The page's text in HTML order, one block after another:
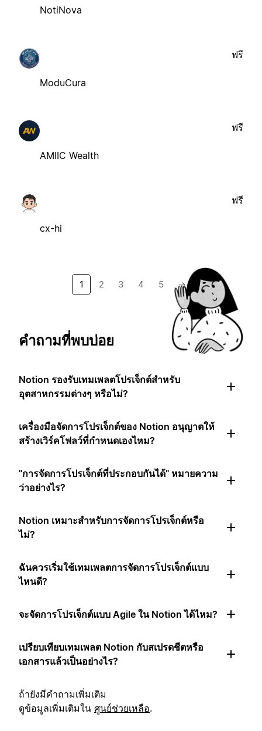
NotiNova
ModuCura
ฟรี
AMIIC Wealth
ฟรี
cx-hi
ฟรี
1 2 3 4 5 →
คำถามที่พบบ่อย
Notion รองรับเทมเพลตโปรเจ็กต์สำหรับ
อุตสาหกรรมต่างๆ หรือไม่?
เครื่องมือจัดการโปรเจ็กต์ของ Notion อนุญาตให้
สร้างเวิร์คโฟลว์ที่กำหนดเองไหม?
"การจัดการโปรเจ็กต์ที่ประกอบกันได้" หมายความ
ว่าอย่างไร?
Notion เหมาะสำหรับการจัดการโปรเจ็กต์หรือ
ไม่?
ฉันควรเริ่มใช้เทมเพลตการจัดการโปรเจ็กต์แบบ
ไหนดี?
จะจัดการโปรเจ็กต์แบบ Agile ใน Notion ได้ไหม?
เปรียบเทียบเทมเพลต Notion กับสเปรดชีตหรือ
เอกสารแล้วเป็นอย่างไร?
ถ้ายังมีคำถามเพิ่มเติม
ดูข้อมูลเพิ่มเติมใน ศูนย์ช่วยเหลือ.